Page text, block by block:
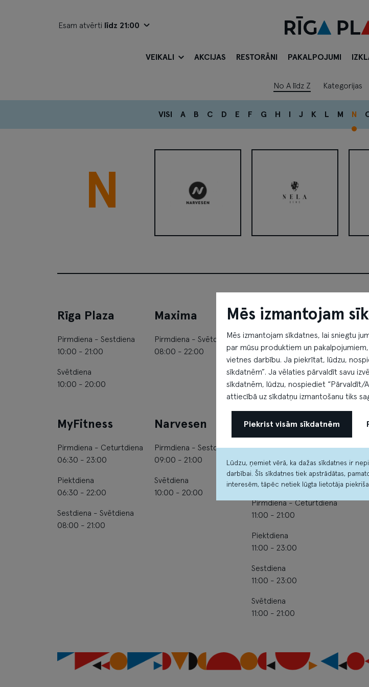
Esam atvērti līdz 21:00
VEIKALI AKCIJAS RESTORĀNI PAKALPOJUMI
No A līdz Z Kategorijas
VISI A B C D E F G H J K L M N
N
Rīga Plaza
Pirmdiena - Sestdiena
10:00 - 21:00
Svētdiena
10:00 - 20:00
Maxima
Pirmdiena - Svētdiena
08:00 - 22:00
Apollo Kino
Pirmdiena - Svētdiena
10:00 - 23:00
MyFitness
Pirmdiena - Ceturtdiena
06:30 - 23:00
Piektdiena
06:30 - 22:00
Sestdiena - Svētdiena
08:00 - 21:00
Narvesen
Pirmdiena - Sestdiena
09:00 - 21:00
Svētdiena
10:00 - 20:00
O’Learys
izklaides
centrs
Pirmdiena - Ceturtdiena
11:00 - 21:00
Piektdiena
11:00 - 23:00
Sestdiena
11:00 - 23:00
Svētdiena
11:00 - 21:00
Mēs izmantojam
Mēs izmantojam sīkdatnes, lai sniegtu
par mūsu produktiem un
vietnes darbību. Ja piekrītat, lūdzu,
sīkdatnēm”. Ja vēlaties pārvaldīt savu
sīkdatnēm, lūdzu, nospiediet “Pārvaldīt/
attiecībā uz sīkdatņu izmantošanu tiks
Piekrist visām sīkdatnēm
Lūdzu, ņemiet vērā, ka dažas sīkdatnes ir
darbībai. Šīs sīkdatnes tiek apstrādātas,
interesēm, tāpēc netiek lūgta lietotāja